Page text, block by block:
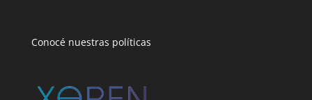
Conocé nuestras políticas